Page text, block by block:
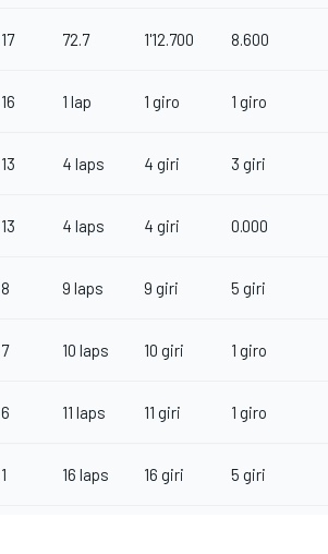
17 72.7 1'12.700 8.600
16 1 lap 1 giro 1 giro
13 4 laps 4 giri 3 giri
13 4 laps 4 giri 0.000
8 9 laps 9 giri 5 giri
7 10 laps 10 giri 1 giro
6 11 laps 11 giri 1 giro
1 16 laps 16 giri 5 giri